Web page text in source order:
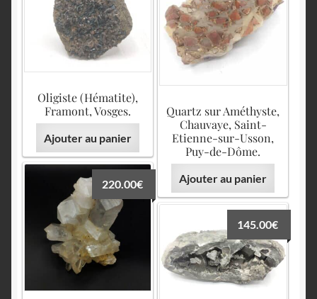
Oligiste (Hématite),
Framont, Vosges.
Ajouter au panier
Quartz sur Améthyste,
Chauvaye, Saint-
Etienne-sur-Usson,
Puy-de-Dôme.
Ajouter au panier
220.00€
145.00€